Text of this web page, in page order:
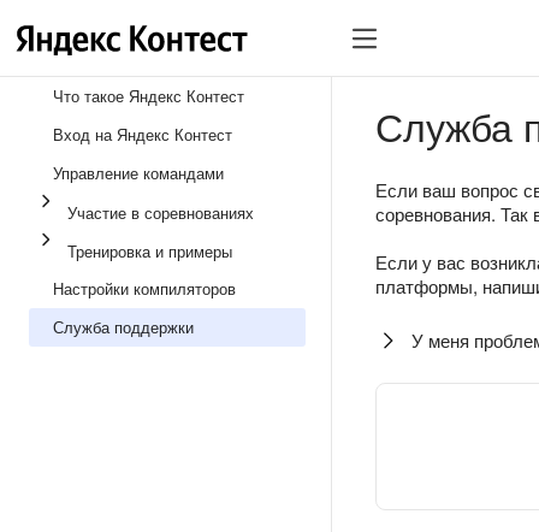
Что такое Яндекс Контест
Вход на Яндекс Контест
Управление командами
Участие в соревнованиях
Тренировка и примеры
Настройки компиляторов
Служба поддержки
Служба
Если ваш вопрос
соревнования. Так
Если у вас
платформы,
У меня